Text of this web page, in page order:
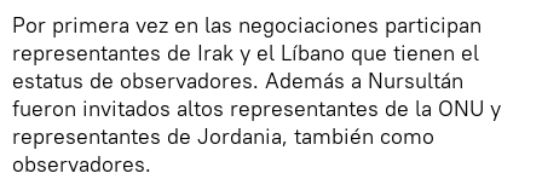
Por primera vez en las negociaciones participan
representantes de Irak y el Líbano que tienen el
estatus de observadores. Además a Nursultán
fueron invitados altos representantes de la ONU y
representantes de Jordania, también como
observadores.